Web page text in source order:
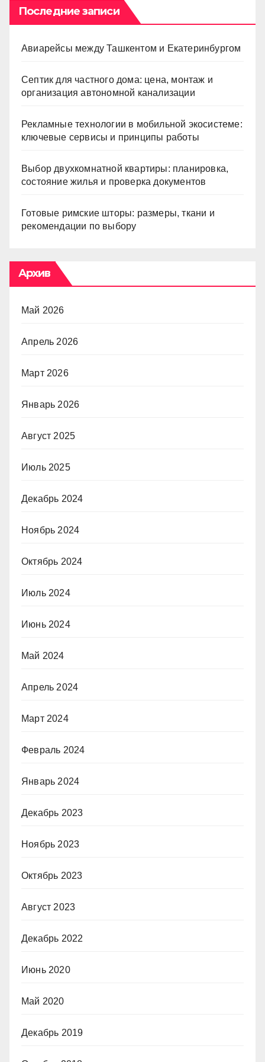
Последние записи
Авиарейсы между Ташкентом и Екатеринбургом
Септик для частного дома: цена, монтаж и
организация автономной канализации
Рекламные технологии в мобильной экосистеме:
ключевые сервисы и принципы работы
Выбор двухкомнатной квартиры: планировка,
состояние жилья и проверка документов
Готовые римские шторы: размеры, ткани и
рекомендации по выбору
Архив
Май 2026
Апрель 2026
Март 2026
Январь 2026
Август 2025
Июль 2025
Декабрь 2024
Ноябрь 2024
Октябрь 2024
Июль 2024
Июнь 2024
Май 2024
Апрель 2024
Март 2024
Февраль 2024
Январь 2024
Декабрь 2023
Ноябрь 2023
Октябрь 2023
Август 2023
Декабрь 2022
Июнь 2020
Май 2020
Декабрь 2019